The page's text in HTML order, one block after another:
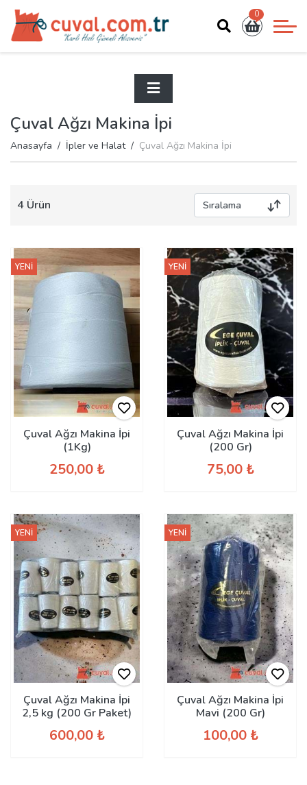
0
Çuval Ağzı Makina İpi
Anasayfa İpler ve Halat Çuval Ağzı Makina İpi
4 Ürün
Çuval Ağzı Makina İpi
(1Kg)
250,00 ₺
YENİ
Çuval Ağzı Makina İpi
(200 Gr)
75,00 ₺
YENİ
Çuval Ağzı Makina İpi
2,5 kg (200 Gr Paket)
600,00 ₺
YENİ
Çuval Ağzı Makina İpi
Mavi (200 Gr)
100,00 ₺
YENİ